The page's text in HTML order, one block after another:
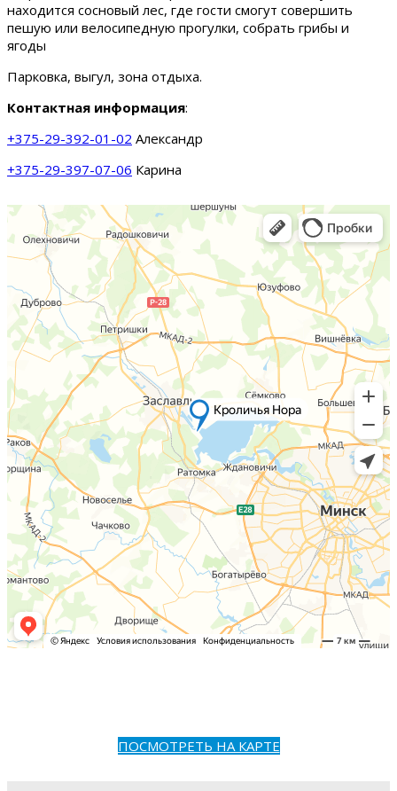
находится сосновый лес, где гости смогут совершить
пешую или велосипедную прогулки, собрать грибы и
ягоды
Парковка, выгул, зона отдыха.
Контактная информация:
+375-29-392-01-02 Александр
+375-29-397-07-06 Карина
ПОСМОТРЕТЬ НА КАРТЕ